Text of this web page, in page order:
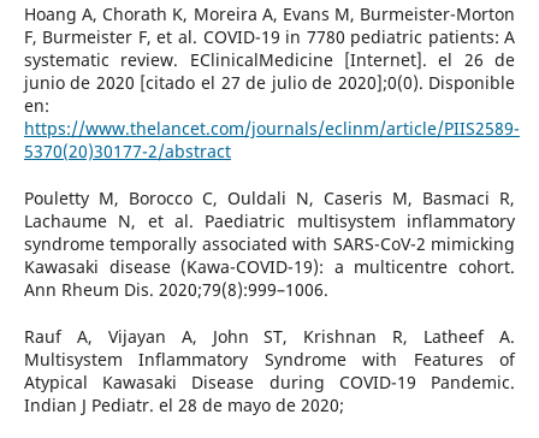
Hoang A, Chorath K, Moreira A, Evans M, Burmeister-Morton
F, Burmeister F, et al. COVID-19 in 7780 pediatric patients: A
systematic review. EClinicalMedicine [Internet]. el 26 de
junio de 2020 [citado el 27 de julio de 2020];0(0). Disponible
en:
https://www.thelancet.com/journals/eclinm/article/PIIS2589-
5370(20)30177-2/abstract
Pouletty M, Borocco C, Ouldali N, Caseris M, Basmaci R,
Lachaume N, et al. Paediatric multisystem inflammatory
syndrome temporally associated with SARS-CoV-2 mimicking
Kawasaki disease (Kawa-COVID-19): a multicentre cohort.
Ann Rheum Dis. 2020;79(8):999–1006.
Rauf A, Vijayan A, John ST, Krishnan R, Latheef A.
Multisystem Inflammatory Syndrome with Features of
Atypical Kawasaki Disease during COVID-19 Pandemic.
Indian J Pediatr. el 28 de mayo de 2020;